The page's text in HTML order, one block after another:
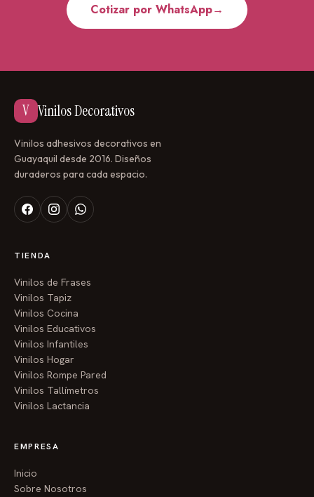
Cotizar por WhatsApp→
V Vinilos Decorativos
Vinilos adhesivos decorativos en
Guayaquil desde 2016. Diseños
duraderos para cada espacio.
TIENDA
Vinilos de Frases
Vinilos Tapiz
Vinilos Cocina
Vinilos Educativos
Vinilos Infantiles
Vinilos Hogar
Vinilos Rompe Pared
Vinilos Tallímetros
Vinilos Lactancia
EMPRESA
Inicio
Sobre Nosotros